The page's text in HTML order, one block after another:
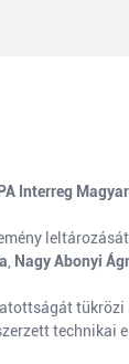
IPA Interreg
Nagy Abonyi
tükrözi